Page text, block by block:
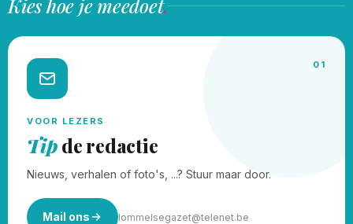
Kies hoe je meedoet.
01
VOOR LEZERS
Tipde redactie
Nieuws, verhalen of foto's, ...? Stuur maar door.
Mail ons lommelsegazet@telenet.be